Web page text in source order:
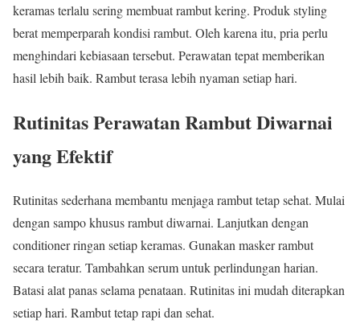
keramas terlalu sering membuat rambut kering. Produk styling
berat memperparah kondisi rambut. Oleh karena itu, pria perlu
menghindari kebiasaan tersebut. Perawatan tepat memberikan
hasil lebih baik. Rambut terasa lebih nyaman setiap hari.
Rutinitas Perawatan Rambut Diwarnai
yang Efektif
Rutinitas sederhana membantu menjaga rambut tetap sehat. Mulai
dengan sampo khusus rambut diwarnai. Lanjutkan dengan
conditioner ringan setiap keramas. Gunakan masker rambut
secara teratur. Tambahkan serum untuk perlindungan harian.
Batasi alat panas selama penataan. Rutinitas ini mudah diterapkan
setiap hari. Rambut tetap rapi dan sehat.